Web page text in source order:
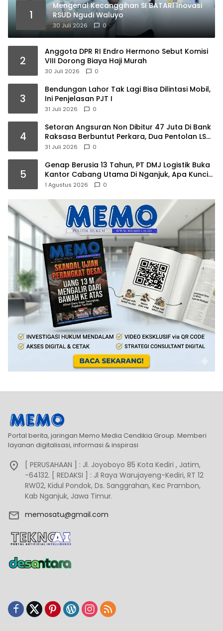
1
Mengenal Kecanggihan SI BATARI Inovasi
RSUD Ngudi Waluyo
30 Juli 2026 0
2
Anggota DPR RI Endro Hermono Sebut Komisi
VIII Dorong Biaya Haji Murah
30 Juli 2026 0
3
Bendungan Lahor Tak Lagi Bisa Dilintasi Mobil,
Ini Penjelasan PJT I
31 Juli 2026 0
4
Setoran Angsuran Non Dibitur 47 Juta Di Bank
Raksasa Berbuntut Perkara, Dua Pentolan LSM
Ancang Ancang Ambil Langkah Hukum
31 Juli 2026 0
5
Genap Berusia 13 Tahun, PT DMJ Logistik Buka
Kantor Cabang Utama Di Nganjuk, Apa Kunci
Suksesnya ? Begini Motivasi Dirut Titus
1 Agustus 2026 0
Portal berita, jaringan Memo Media Cendikia Group. Memberi
layanan digitalisasi, informasi & inspirasi
[ PERUSAHAAN ] : Jl. Joyoboyo 85 Kota Kediri , Jatim,
-64132. [ REDAKSI ] : Jl Raya Warujayeng-Kediri, RT 12
RW02, Kidul Pondok, Ds. Sanggrahan, Kec Prambon,
Kab Nganjuk, Jawa Timur.
memosatu@gmail.com